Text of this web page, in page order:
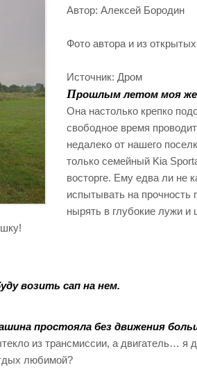
Автор: Алексей Бородин
Фото автора и из
Источник: Дром
Прошлым летом моя
Она настолько крепко
свободное время
недалеко от нашего
только семейный Kia
восторге. Ему едва ли не
испытывать на прочность
нырять в глубокие лужи и
возить сап на нем.
простояла без движения
из трансмиссии, а двигатель… я
любимой?